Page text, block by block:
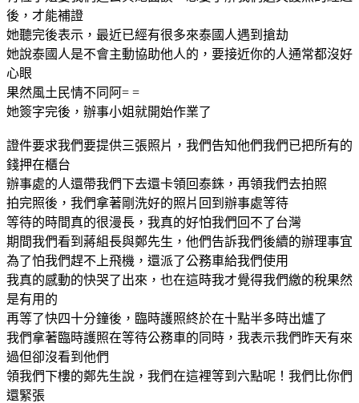
後，才能補證
她聽完後表示，最近已經有很多來泰國人遇到搶劫
她說泰國人是不會主動協助他人的，要接近你的人通常都沒好
心眼
果然風土民情不同阿= =
她簽字完後，辦事小姐就開始作業了
證件要求我們要提供三張照片，我們告知他們我們已把所有的
錢押在櫃台
辦事處的人還帶我們下去還卡領回泰銖，再領我們去拍照
拍完照後，我們拿著剛洗好的照片回到辦事處等待
等待的時間真的很漫長，我真的好怕我們回不了台灣
期間我們看到蔣組長與鄭先生，他們告訴我們後續的辦理事宜
為了怕我們趕不上飛機，還派了公務車給我們使用
我真的感動的快哭了出來，也在這時我才覺得我們繳的稅果然
是有用的
再等了快四十分鐘後，臨時護照終於在十點半多時出爐了
我們拿著臨時護照在等待公務車的同時，我表示我們昨天有來
過但卻沒看到他們
領我們下樓的鄭先生說，我們在這裡等到六點呢！我們比你們
還緊張